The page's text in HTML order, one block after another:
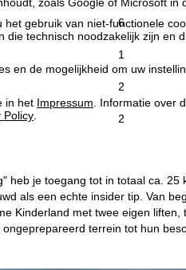
zoals Google of Microsoft in
gebruik van niet-functionele
die technisch noodzakelijk zijn en
en de mogelijkheid om uw
in het Impressum . Informatie over
Policy
6
1
2
2
heb je toegang tot in totaal ca.
als een echte insider tip. Van
Kinderland met twee eigen
terrein tot hun